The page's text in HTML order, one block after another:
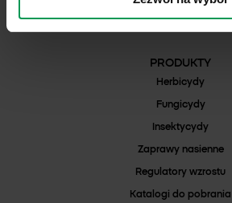
PRODUKTY
Herbicydy
Fungicydy
Insektycydy
Zaprawy nasienne
Regulatory wzrostu
Katalogi do pobrania